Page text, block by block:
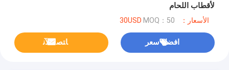
لأقطاب اللحام
الأسعار：30USD MOQ：50
افضل سعر ﺎﺘﺼﻟ ﺍﻶﻧ